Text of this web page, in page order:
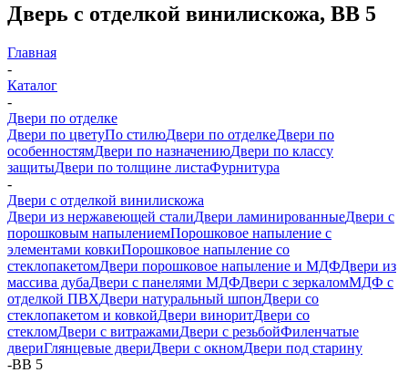
Дверь с отделкой винилискожа, ВВ 5
Главная
-
Каталог
-
Двери по отделке
Двери по цветуПо стилюДвери по отделкеДвери по
особенностямДвери по назначениюДвери по классу
защитыДвери по толщине листаФурнитура
-
Двери с отделкой винилискожа
Двери из нержавеющей сталиДвери ламинированныеДвери с
порошковым напылениемПорошковое напыление с
элементами ковкиПорошковое напыление со
стеклопакетомДвери порошковое напыление и МДФДвери из
массива дубаДвери с панелями МДФДвери с зеркаломМДФ с
отделкой ПВХДвери натуральный шпонДвери со
стеклопакетом и ковкойДвери виноритДвери со
стекломДвери с витражамиДвери с резьбойФиленчатые
двериГлянцевые двериДвери с окномДвери под старину
-ВВ 5